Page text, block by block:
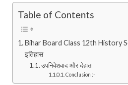
Table of Contents
Bihar Board Class 12th History
इतिहास
उपनिवेशवाद और देहात
Conclusion :-